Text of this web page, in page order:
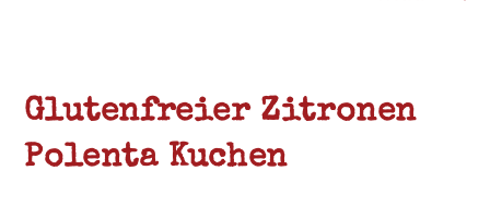
Glutenfreier Zitronen
Polenta Kuchen